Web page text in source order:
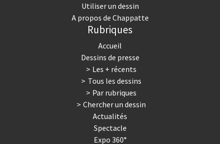
Utiliser un dessin
A propos de Chappatte
Rubriques
Accueil
Dessins de presse
Les + récents
Tous les dessins
Par rubriques
Chercher un dessin
Actualités
Spectacle
Expo 360°